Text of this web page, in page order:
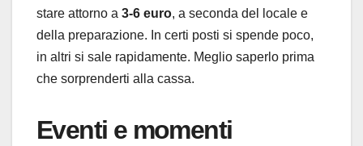
stare attorno a 3-6 euro, a seconda del locale e
della preparazione. In certi posti si spende poco,
in altri si sale rapidamente. Meglio saperlo prima
che sorprenderti alla cassa.
Eventi e momenti